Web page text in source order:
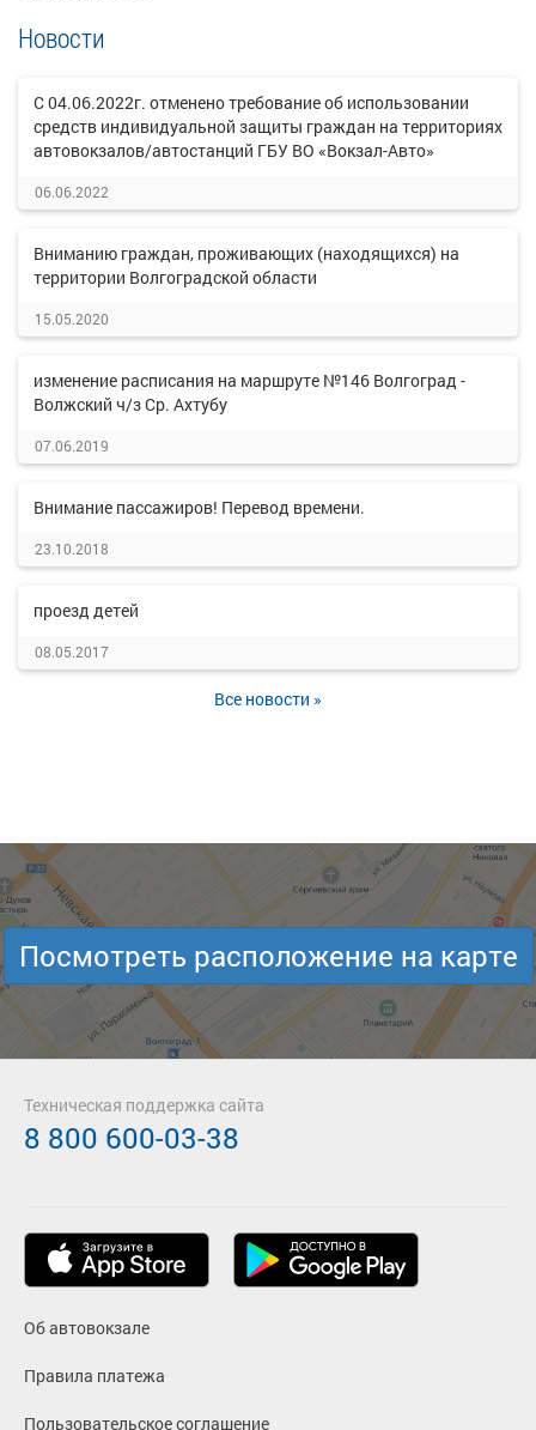
Новости
С 04.06.2022г. отменено требование об использовании
средств индивидуальной защиты граждан на территориях
автовокзалов/автостанций ГБУ ВО «Вокзал-Авто»
06.06.2022
Вниманию граждан, проживающих (находящихся) на
территории Волгоградской области
15.05.2020
изменение расписания на маршруте №146 Волгоград -
Волжский ч/з Ср. Ахтубу
07.06.2019
Внимание пассажиров! Перевод времени.
23.10.2018
проезд детей
08.05.2017
Все новости »
Посмотреть расположение на карте
Об автовокзале
Правила платежа
Пользовательское соглашение
Техническая поддержка сайта
8 800 600-03-38